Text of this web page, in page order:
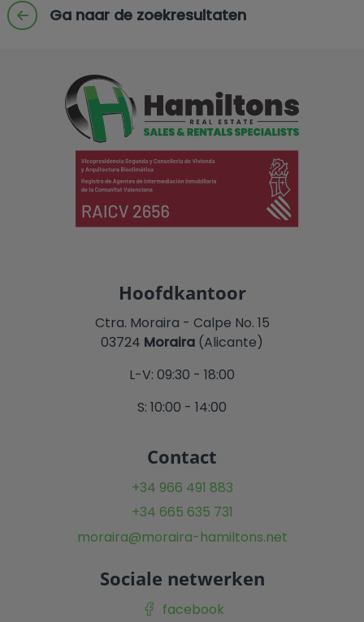
Ga naar de zoekresultaten
Hoofdkantoor
Ctra. Moraira - Calpe No. 15
03724 Moraira (Alicante)
L-V: 09:30 - 18:00
S: 10:00 - 14:00
Contact
+34 966 491 883
+34 665 635 731
moraira@moraira-hamiltons.net
Sociale netwerken
facebook